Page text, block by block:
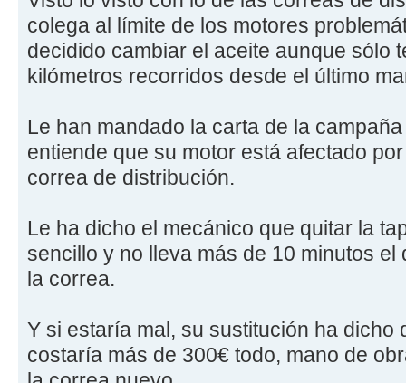
colega al límite de los motores
decidido cambiar el aceite aunque sólo
kilómetros recorridos desde el último
Le han mandado la carta de la
entiende que su motor está afectado
correa de distribución.
Le ha dicho el mecánico que quitar la
sencillo y no lleva más de 10 minutos
la correa.
Y si estaría mal, su sustitución ha dicho
costaría más de 300€ todo, mano de